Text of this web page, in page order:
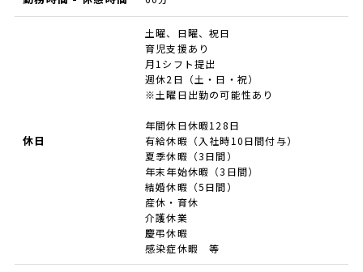
休日
土曜、日曜、祝日
育児支援あり
月1シフト提出
週休2日（土・日・祝）
※土曜日出勤の可能性あり
年間休日休暇128日
有給休暇（入社時10日間付与）
夏季休暇（3日間）
年末年始休暇（3日間）
結婚休暇（5日間）
産休・育休
介護休業
慶弔休暇
感染症休暇 等